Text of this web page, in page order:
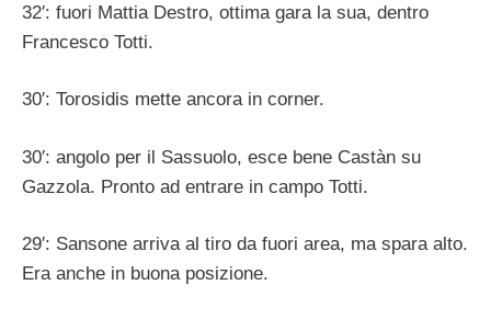
32′: fuori Mattia Destro, ottima gara la sua, dentro
Francesco Totti.
30′: Torosidis mette ancora in corner.
30′: angolo per il Sassuolo, esce bene Castàn su
Gazzola. Pronto ad entrare in campo Totti.
29′: Sansone arriva al tiro da fuori area, ma spara alto.
Era anche in buona posizione.